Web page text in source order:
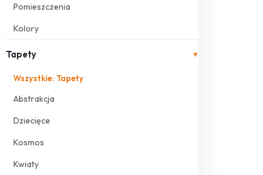
Pomieszczenia
Kolory
Tapety ▾
Wszystkie: Tapety
Abstrakcja
Dziecięce
Kosmos
Kwiaty